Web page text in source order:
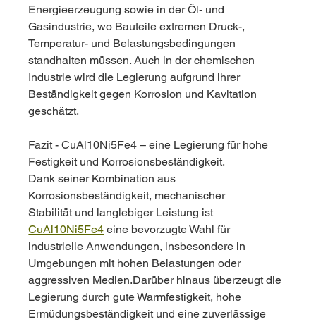
Energieerzeugung sowie in der Öl- und
Gasindustrie, wo Bauteile extremen Druck-,
Temperatur- und Belastungsbedingungen
standhalten müssen. Auch in der chemischen
Industrie wird die Legierung aufgrund ihrer
Beständigkeit gegen Korrosion und Kavitation
geschätzt.
Fazit - CuAl10Ni5Fe4 – eine Legierung für hohe
Festigkeit und Korrosionsbeständigkeit.
Dank seiner Kombination aus
Korrosionsbeständigkeit, mechanischer
Stabilität und langlebiger Leistung ist
CuAl10Ni5Fe4 eine bevorzugte Wahl für
industrielle Anwendungen, insbesondere in
Umgebungen mit hohen Belastungen oder
aggressiven Medien.Darüber hinaus überzeugt die
Legierung durch gute Warmfestigkeit, hohe
Ermüdungsbeständigkeit und eine zuverlässige